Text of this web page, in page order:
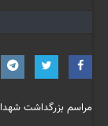
مراسم بزرگداشت